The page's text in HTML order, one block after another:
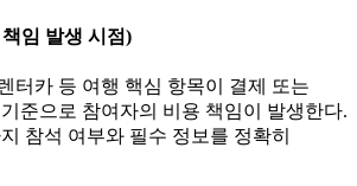
임 발생 시점)
터카 등 여행 핵심 항목이 결제 또는
준으로 참여자의 비용 책임이 발생한다.
참석 여부와 필수 정보를 정확히